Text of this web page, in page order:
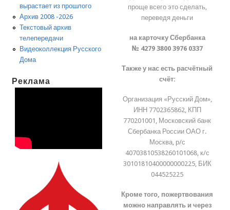
вырастает из прошлого
Архив 2008 -2026
Текстовый архив
телепередачи
Видеоколлекция Русского
Дома
Реклама
проще всего это сделать,
переведя деньги
на карточку Сбербанка
№ 4279 3800 3976 0337
Также у нас есть расчётный
счёт:
Организация «Русский Дом»,
ИНН 7702365862, КПП
770201001, Московский банк
Сбербанка России ОАО г.
Москва, р/с
40703810538260101068, к/с
30101810400000000225, БИК
044525225
Кроме того, пожертвования
можно направлять и через